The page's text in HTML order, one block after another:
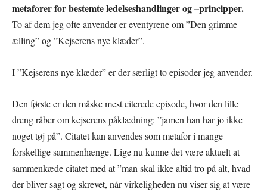
metaforer for bestemte ledelseshandlinger og –principper.
To af dem jeg ofte anvender er eventyrene om ”Den grimme
ælling” og ”Kejserens nye klæder”.
I ”Kejserens nye klæder” er der særligt to episoder jeg anvender.
Den første er den måske mest citerede episode, hvor den lille
dreng råber om kejserens påklædning: ”jamen han har jo ikke
noget tøj på”. Citatet kan anvendes som metafor i mange
forskellige sammenhænge. Lige nu kunne det være aktuelt at
sammenkæde citatet med at ”man skal ikke altid tro på alt, hvad
der bliver sagt og skrevet, når virkeligheden nu viser sig at være